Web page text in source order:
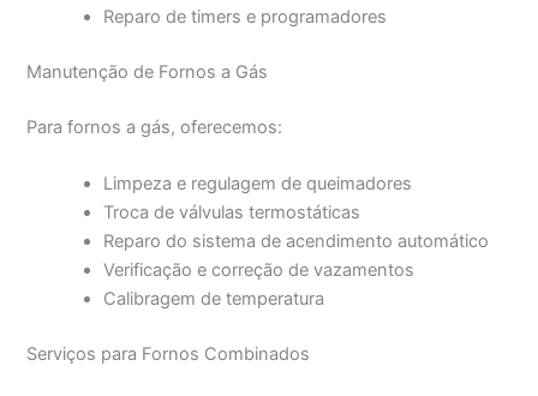
Reparo de timers e programadores
Manutenção de Fornos a Gás
Para fornos a gás, oferecemos:
Limpeza e regulagem de queimadores
Troca de válvulas termostáticas
Reparo do sistema de acendimento automático
Verificação e correção de vazamentos
Calibragem de temperatura
Serviços para Fornos Combinados